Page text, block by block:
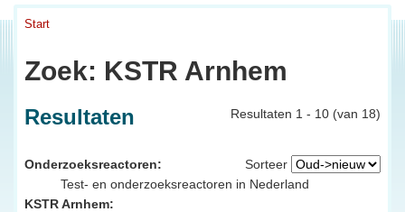
Start
Zoek: KSTR Arnhem
Resultaten 1 - 10 (van 18)
Resultaten
Sorteer
Onderzoeksreactoren:
Test- en onderzoeksreactoren in Nederland
KSTR Arnhem: